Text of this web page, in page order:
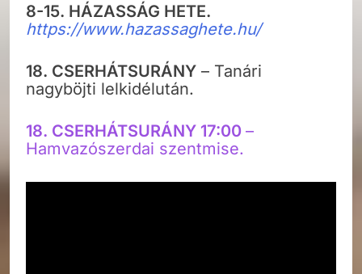
8-15. HÁZASSÁG HETE.
https://www.hazassaghete.hu/
18. CSERHÁTSURÁNY – Tanári
nagyböjti lelkidélután.
18. CSERHÁTSURÁNY 17:00 –
Hamvazószerdai szentmise.